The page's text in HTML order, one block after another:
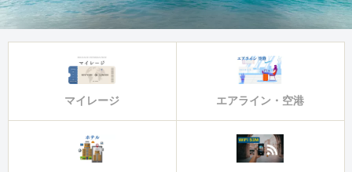
マイレージ エアライン・空港